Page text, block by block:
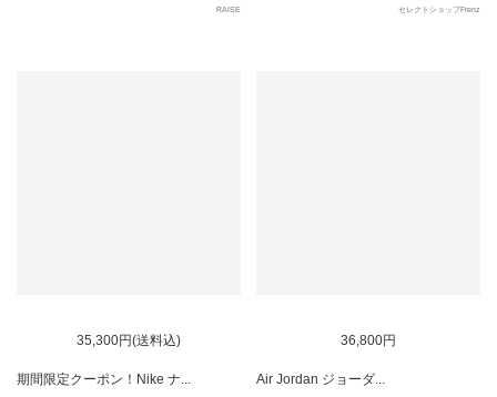
RAISE セレクトショップFrenz
35,300円(送料込)
期間限定クーポン！Nike ナ...
36,800円
Air Jordan ジョーダ...